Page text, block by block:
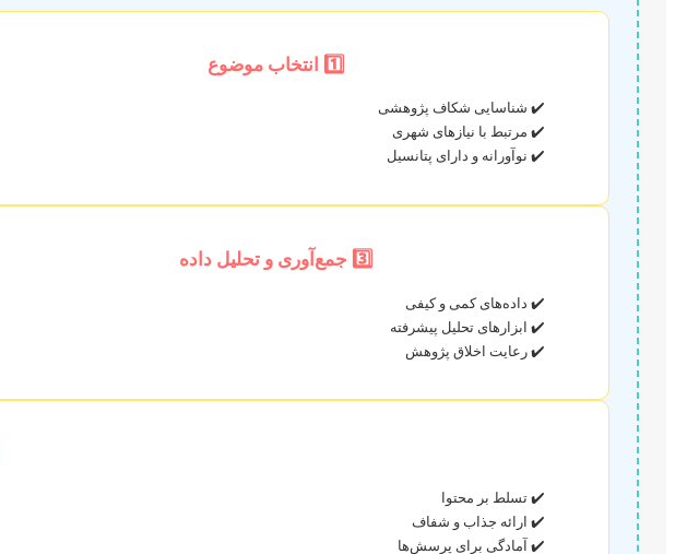
1️⃣ انتخاب موضوع
✔️ شناسایی شکاف پژوهشی
✔️ مرتبط با نیازهای شهری
✔️ نوآورانه و دارای پتانسیل
3️⃣ جمع‌آوری و تحلیل داده
✔️ داده‌های کمی و کیفی
✔️ ابزارهای تحلیل پیشرفته
✔️ رعایت اخلاق پژوهش
✔️ تسلط بر محتوا
✔️ ارائه جذاب و شفاف
✔️ آمادگی برای پرسش‌ها